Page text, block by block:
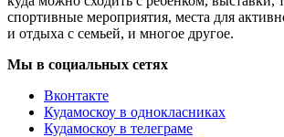
спортивные мероприятия, места для
и отдыха с семьей, и многое другое.
Мы в социальных сетях
Вконтакте
Кудамоскоу в однокласниках
Кудамоскоу в телеграме